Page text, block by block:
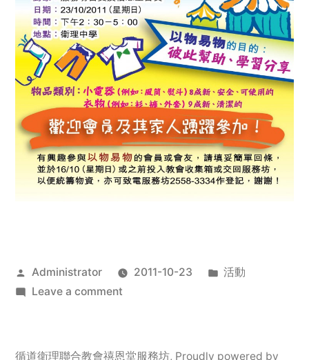
Posted
by
Administrator 2011-10-23
Posted
活動
Leave a commenton
服
循道衛理聯合教會禧恩堂服務坊, Proudly powered by